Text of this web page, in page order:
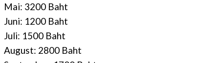
Mai: 3200 Baht
Juni: 1200 Baht
Juli: 1500 Baht
August: 2800 Baht